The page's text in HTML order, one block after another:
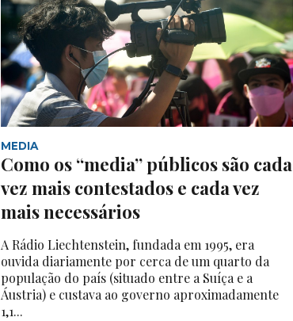
MEDIA
Como os “media” públicos são cada
vez mais contestados e cada vez
mais necessários
A Rádio Liechtenstein, fundada em 1995, era
ouvida diariamente por cerca de um quarto da
população do país (situado entre a Suíça e a
Áustria) e custava ao governo aproximadamente
1,1...